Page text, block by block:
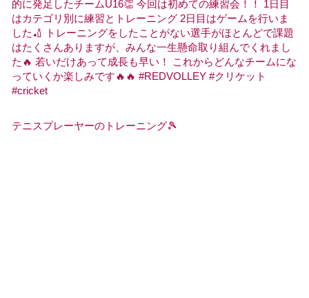
テニスプレーヤーのトレーニング🎾